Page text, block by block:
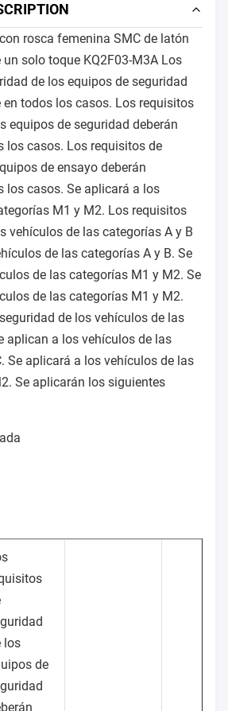
rosca femenina SMC de latón
solo toque KQ2F03-M3A Los
de los equipos de seguridad
todos los casos. Los requisitos
equipos de seguridad deberán
los casos. Los requisitos de
de ensayo deberán
los casos. Se aplicará a los
M1 y M2. Los requisitos
vehículos de las categorías A y B
de las categorías A y B. Se
de las categorías M1 y M2. Se
de las categorías M1 y M2.
de los vehículos de las
aplican a los vehículos de las
Se aplicará a los vehículos de las
Se aplicarán los siguientes
los
de